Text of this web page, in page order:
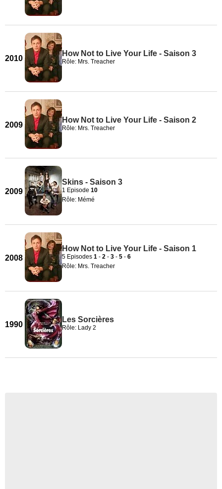
2010
How Not to Live Your Life - Saison 3
Rôle: Mrs. Treacher
2009
How Not to Live Your Life - Saison 2
Rôle: Mrs. Treacher
2009
Skins - Saison 3
1 Episode 10
Rôle: Mémé
2008
How Not to Live Your Life - Saison 1
5 Episodes 1 - 2 - 3 - 5 - 6
Rôle: Mrs. Treacher
1990
Les Sorcières
Rôle: Lady 2